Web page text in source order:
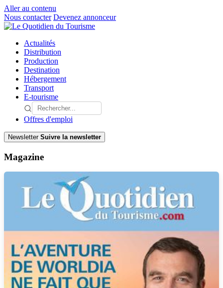
Aller au contenu
Nous contacter Devenez annonceur
Actualités
Distribution
Production
Destination
Hébergement
Transport
E-tourisme
Offres d'emploi
Newsletter Suivre la newsletter
Magazine